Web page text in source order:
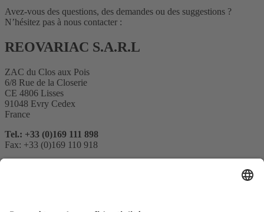
Avez-vous des questions, des demandes ou des suggestions ?
N’hésitez pas à nous contacter :
REOVARIAC S.A.R.L
ZAC du Clos aux Pois
6/8 Rue de la Closerie
CE 4806 Lisses
91048 Evry Cedex
France
Tel.: +33 (0)169 111 898
Fax: +33 (0)169 110 918